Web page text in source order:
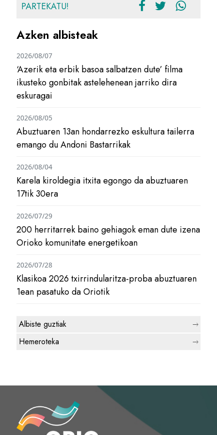
PARTEKATU!
Azken albisteak
‘Azerik eta erbik basoa salbatzen dute’ filma
ikusteko gonbitak astelehenean jarriko dira
eskuragai
2026/08/07
Abuztuaren 13an hondarrezko eskultura tailerra
emango du Andoni Bastarrikak
2026/08/05
Karela kiroldegia itxita egongo da abuztuaren
17tik 30era
2026/08/04
200 herritarrek baino gehiagok eman dute izena
Orioko komunitate energetikoan
2026/07/29
Klasikoa 2026 txirrindularitza-proba abuztuaren
1ean pasatuko da Oriotik
2026/07/28
Albiste guztiak
Hemeroteka